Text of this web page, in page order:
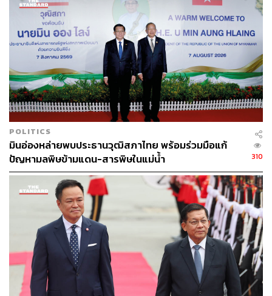
ส่วนการประเมินความเป็นไปได้ถึงแนวโน้มคำวินิจฉัยของ
ศาลรัฐธรรมนูญนั้น หากดูจากการรับคำร้องด้วยเสียง
เอกฉันท์ 9 ต่อ 0 และการสั่งหยุดปฏิบัติหน้าที่มีเสียง 7 ต่อ 2
ซึ่ง 2 เสียงนั้น ก็ไม่ใช่ว่าจะไม่ให้หยุดปฏิบัติหน้าที่ แต่ให้พัก
บางส่วนของอำนาจหน้าที่ ซึ่งคล้ายกับกรณีของ พ.ต.อ.ทวี
สอดส่อง รัฐมนตรีว่าการกระทรวงยุติธรรม กรณีที่กำกับดูแล
DSI
นพ.ตุลย์ ย้ำว่า คำสั่งเช่นนี้เป็นไปเพื่อป้องกันสิ่งที่อาจทำให้ส่ง
ผลเสียต่อการบริหารราชการแผ่นดิน จึงให้รักษาการนายก
รัฐมนตรีมีหน้าที่ ดำเนินการแทน เว้นแต่การยุบสภา หรือการ
แต่งตั้งรัฐมนตรีใหม่ อย่างไรก็ดี ในการพิจารณา ขอไม่ก้าว
ล่วง แต่คาดว่า ศาลรัฐธรรมนูญน่าจะมองเช่นนี้ และคาดว่า
ในสุดท้ายแล้วน่าจะมีการพิจารณาถอดถอน
ส่วนหากแพทองธารตัดสินใจลาออก จะมีการดำเนินการ
อย่างไรต่อไป นพ.ตุลย์ กล่าวว่า ให้เป็นไปตามวิถีการ
ประชาธิปไตย เพราะในส่วนของสภาเองยังสามารถเลือก
นายกรัฐมนตรีคนใหม่จากแคนดิเดตนายกรัฐมนตรีที่ยังเหลือ
อยู่ หรือสามารถใช้อำนาจตามรัฐธรรมนูญ ในการเลือก
POLITICS
มินอ่องหล่ายพบประธานวุฒิสภาไทย พร้อมร่วมมือแก้
ปัญหามลพิษข้ามแดน-สารพิษในแม่น้ำ
310